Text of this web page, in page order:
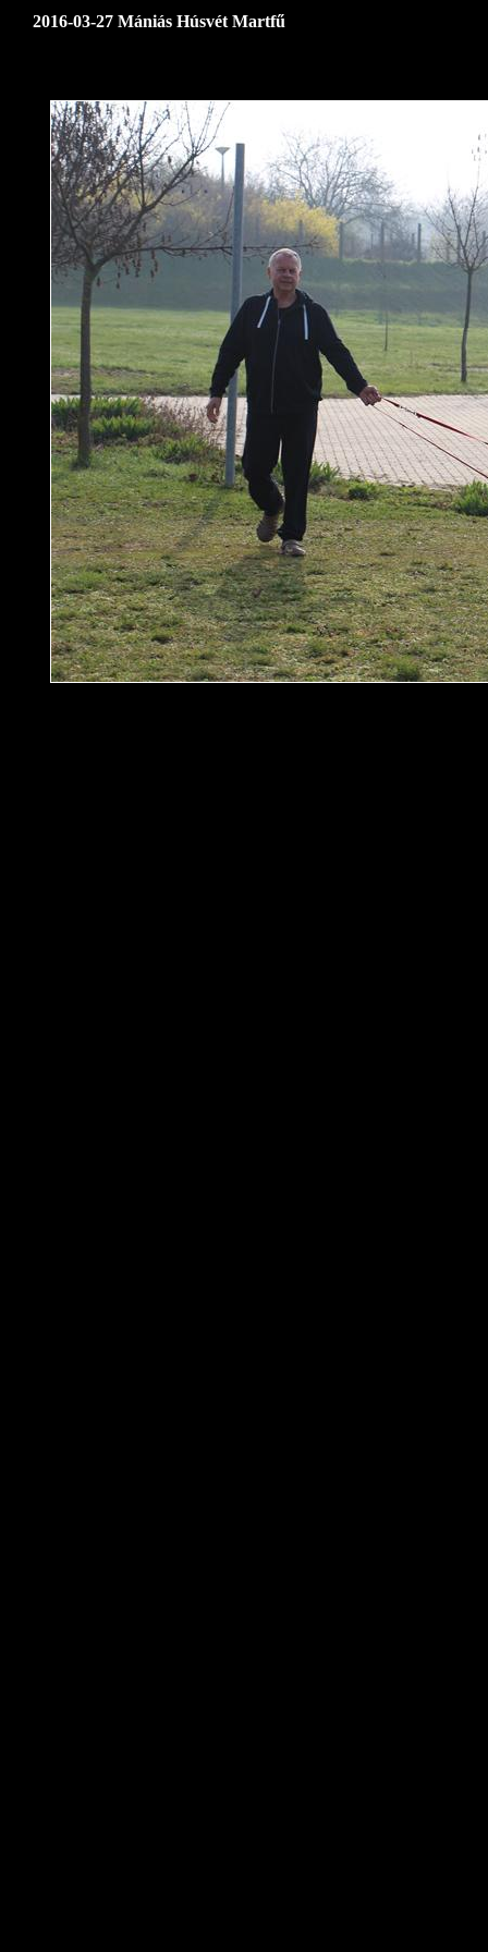
2016-03-27 Mániás Húsvét Martfű